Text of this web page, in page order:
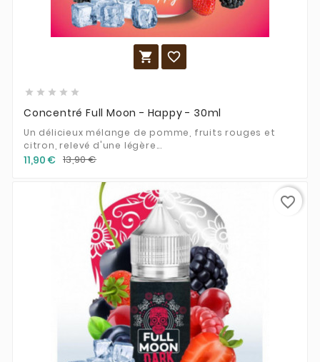
 
    
Concentré Full Moon - Happy - 30ml
Un délicieux mélange de pomme, fruits rouges et
citron, relevé d'une légère...
11,90 € 13,90 €
favorite_border